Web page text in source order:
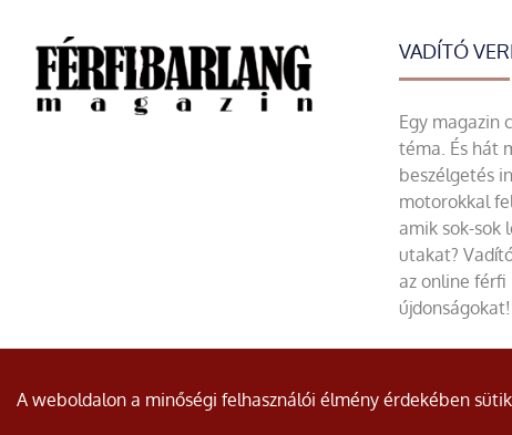
VADÍTÓ
Egy magazin
téma. És hát
beszélgetés
motorokkal
amik sok-sok
utakat?
az online férfi
újdonságokat!
© Minden jog fenntartva.
A weboldalon a minőségi felhasználói élmény érdekében